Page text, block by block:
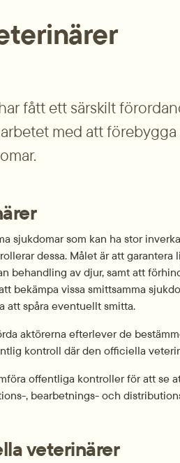
fått ett särskilt
med att
sjukdomar som kan ha stor
dessa. Målet är att
behandling av djur, samt att
bekämpa vissa smittsamma
att spåra eventuellt smitta.
aktörerna efterlever de
kontroll där den officiella
offentliga kontroller för att se
, bearbetnings- och
veterinärer